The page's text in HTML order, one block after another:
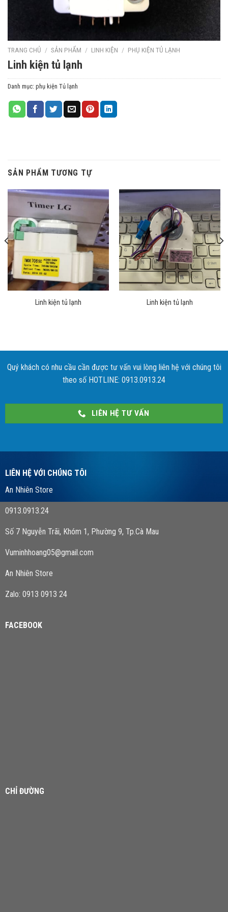
TRANG CHỦ / SẢN PHẨM / LINH KIỆN / PHỤ KIỆN TỦ LẠNH
Linh kiện tủ lạnh
Danh mục: phụ kiện Tủ lạnh
SẢN PHẨM TƯƠNG TỰ
Linh kiện tủ lạnh Linh kiện tủ lạnh
Quý khách có nhu cầu cần được tư vấn vui lòng liên hệ với chúng tôi
theo số HOTLINE: 0913.0913.24
LIÊN HỆ TƯ VẤN
LIÊN HỆ VỚI CHÚNG TÔI
An Nhiên Store
0913.0913.24
Số 7 Nguyễn Trãi, Khóm 1, Phường 9, Tp.Cà Mau
Vuminhhoang05@gmail.com
An Nhiên Store
Zalo: 0913 0913 24
FACEBOOK
CHỈ ĐƯỜNG